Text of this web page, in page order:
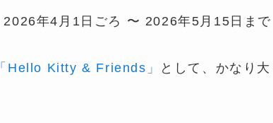
2026年4月1日ごろ 〜 2026年5月15日まで
「Hello Kitty & Friends」 として、かなり